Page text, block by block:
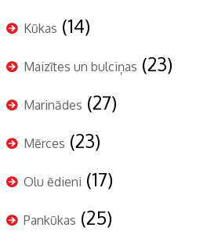
Kūkas (14)
Maizītes un bulciņas (23)
Marinādes (27)
Mērces (23)
Olu ēdieni (17)
Pankūkas (25)